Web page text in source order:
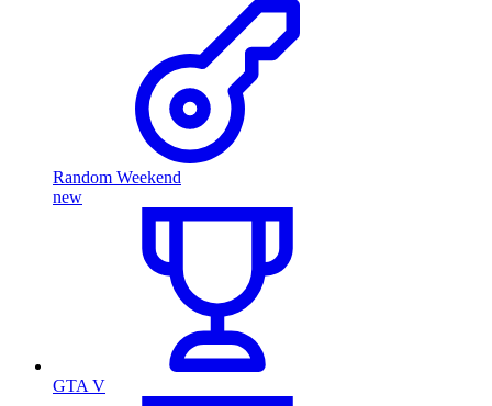
Random Weekend
new
GTA V